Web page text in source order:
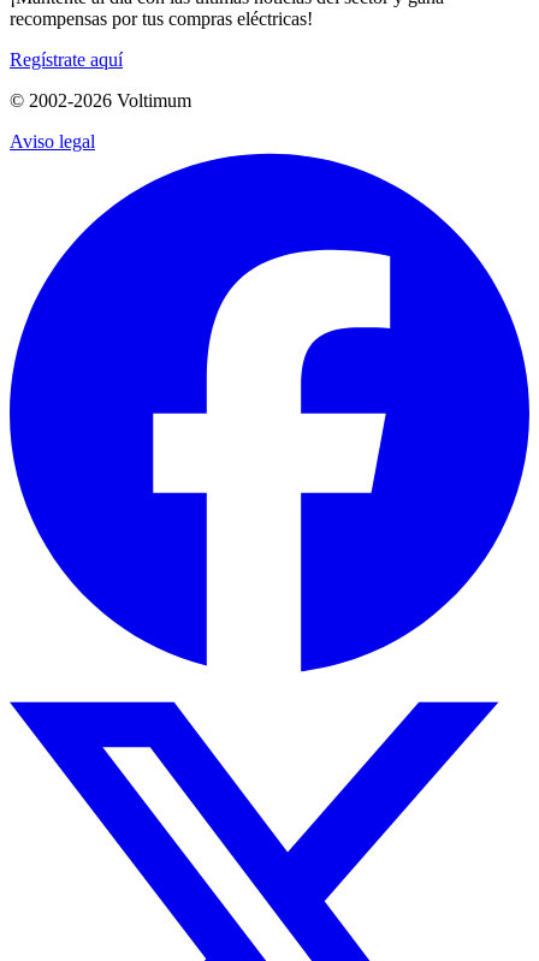
recompensas por tus compras eléctricas!
Regístrate aquí
© 2002-2026 Voltimum
Aviso legal